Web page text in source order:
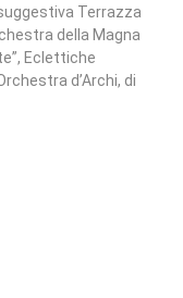
Terrazza
della Magna
Eclettiche
d’Archi, di